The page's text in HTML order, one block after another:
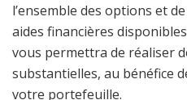
l’ensemble des options et
aides financières
vous permettra de réaliser
substantielles, au bénéfice
votre portefeuille.